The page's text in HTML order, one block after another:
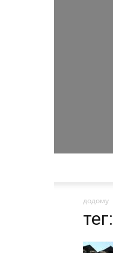
додому